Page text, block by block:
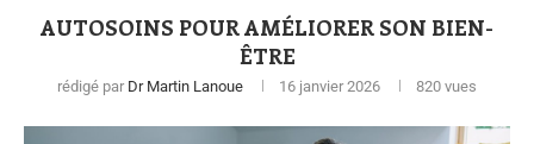
AUTOSOINS POUR AMÉLIORER SON BIEN-
ÊTRE
rédigé par Dr Martin Lanoue 16 janvier 2026 820 vues